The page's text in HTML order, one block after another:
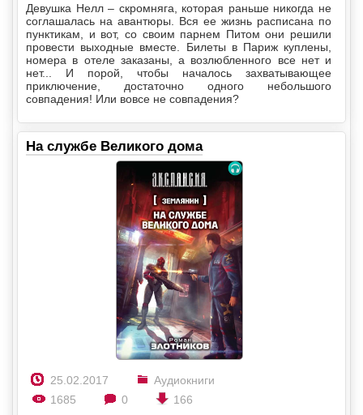
Девушка Нелл – скромняга, которая раньше никогда не
соглашалась на авантюры. Вся ее жизнь расписана по
пунктикам, и вот, со своим парнем Питом они решили
провести выходные вместе. Билеты в Париж куплены,
номера в отеле заказаны, а возлюбленного все нет и
нет... И порой, чтобы началось захватывающее
приключение, достаточно одного небольшого
совпадения! Или вовсе не совпадения?
На службе Великого дома
25.02.2017
Аудиокниги
1685
0 166